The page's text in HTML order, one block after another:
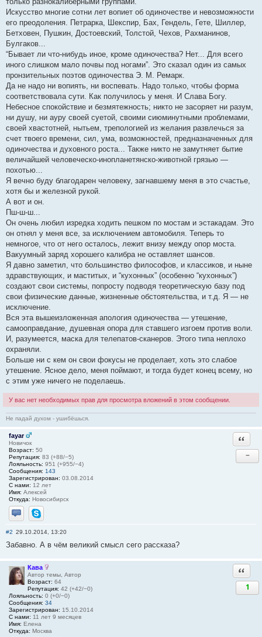
Искусство многие сотни лет вопиет об одиночестве и невозможности
его преодоления. Петрарка, Шекспир, Бах, Гендель, Гете, Шиллер,
Бетховен, Пушкин, Достоевский, Толстой, Чехов, Рахманинов,
Булгаков...
“Бывает ли что-нибудь иное, кроме одиночества? Нет... Для всего
иного слишком мало почвы под ногами”. Это сказал один из самых
пронзительных поэтов одиночества Э. М. Ремарк.
Да не надо ни вопиять, ни воспевать. Надо только, чтобы форма
соответствовала сути. Как получилось у меня. И Слава Богу.
Небесное спокойствие и безмятежность; никто не засоряет ни разум,
ни душу, ни ауру своей суетой, своими сиюминутными проблемами,
своей хвастотней, нытьем, трепологией из желания развлечься за
счет твоего времени, сил, ума, возможностей, предназначенных для
одиночества и духовного роста... Также никто не замутняет бытие
величайшей человеческо-инопланетянско-животной грязью —
похотью...
Я вечно буду благодарен человеку, загнавшему меня в это счастье,
хотя бы и железной рукой.
А вот и он.
Пш-ш-ш...
Он очень любил изредка ходить пешком по мостам и эстакадам. Это
он отнял у меня все, за исключением автомобиля. Теперь то
немногое, что от него осталось, лежит внизу между опор моста.
Вакуумный заряд хорошего калибра не оставляет шансов.
Я давно заметил, что большинство философов, и классиков, и ныне
здравствующих, и маститых, и “кухонных” (особенно “кухонных”)
создают свои системы, попросту подводя теоретическую базу под
свои физические данные, жизненные обстоятельства, и т.д. Я — не
исключение.
Вся эта вышеизложенная апология одиночества — утешение,
самооправдание, душевная опора для ставшего изгоем против воли.
И, разумеется, маска для телепатов-сканеров. Этого типа неплохо
охраняли.
Больше ни с кем он свои фокусы не проделает, хоть это слабое
утешение. Ясное дело, меня поймают, и тогда будет конец всему, но
с этим уже ничего не поделаешь.
У вас нет необходимых прав для просмотра вложений в этом сообщении.
Не падай духом - ушибёшься.
fayar
Новичок
Возраст: 50
Репутация: 83 (+88/−5)
Лояльность: 951 (+955/−4)
Сообщения: 143
Зарегистрирован: 03.08.2014
С нами: 12 лет
Имя: Алексей
Откуда: Новосибирск
Отправить личное сообщение
Skype
−
#2 29.10.2014, 13:20
Забавно. А в чём великий смысл сего рассказа?
Кава
Автор темы, Автор
Возраст: 64
Репутация: 42 (+42/−0)
Лояльность: 0 (+0/−0)
Сообщения: 34
Зарегистрирован: 15.10.2014
С нами: 11 лет 9 месяцев
Имя: Елена
Откуда: Москва
1